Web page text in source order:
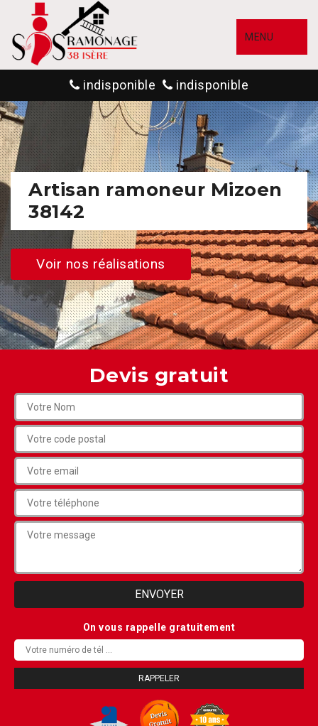
MENU
indisponible indisponible
Artisan ramoneur Mizoen
38142
Voir nos réalisations
Devis gratuit
On vous rappelle gratuitement